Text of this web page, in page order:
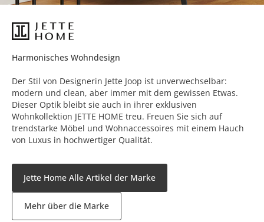
Harmonisches Wohndesign
Der Stil von Designerin Jette Joop ist unverwechselbar:
modern und clean, aber immer mit dem gewissen Etwas.
Dieser Optik bleibt sie auch in ihrer exklusiven
Wohnkollektion JETTE HOME treu. Freuen Sie sich auf
trendstarke Möbel und Wohnaccessoires mit einem Hauch
von Luxus in hochwertiger Qualität.
Jette Home Alle Artikel der Marke
Mehr über die Marke